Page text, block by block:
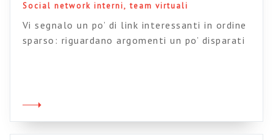
Social network interni
team virtuali
Vi segnalo un po’ di link interessanti in ordine
sparso: riguardano argomenti un po’ disparati
microblogging interno. Oscar Berg affronta
orientano le discussioni, arriva lo spam, c’è il